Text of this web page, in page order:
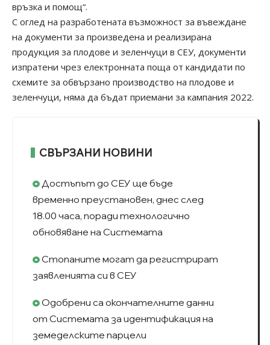
връзка и помощ“.
С оглед на разработената възможност за въвеждане
на документи за произведена и реализирана
продукция за плодове и зеленчуци в СЕУ, документи
изпратени чрез електронната поща от кандидати по
схемите за обвързано производство на плодове и
зеленчуци, няма да бъдат приемани за кампания 2022.
СВЪРЗАНИ НОВИНИ
Достъпът до СЕУ ще бъде
временно преустановен, днес след
18.00 часа, поради технологично
обновяване на Системата
Стопаните могат да регистрират
заявленията си в СЕУ
Одобрени са окончателните данни
от Системата за идентификация на
земеделските парцели